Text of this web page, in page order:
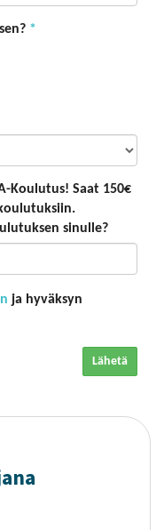
*
Koulutus! Saat 150€
sinulle?
ja hyväksyn
Lähetä